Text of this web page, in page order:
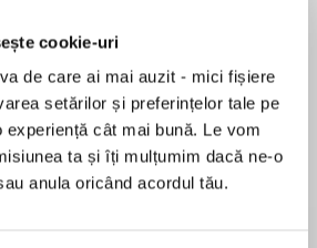
cookie-uri
de care ai mai auzit - mici fișiere
setărilor și preferințelor tale pe
experiență cât mai bună. Le vom
ta și îți mulțumim dacă ne-o
anula oricând acordul tău.
la...
Lauren Weisberger
Mated to the Alpha.